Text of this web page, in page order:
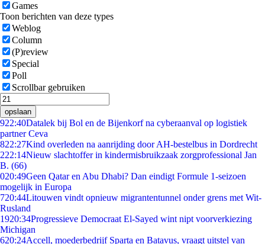
Games
Toon berichten van deze types
Weblog
Column
(P)review
Special
Poll
Scrollbar gebruiken
opslaan
922:40Datalek bij Bol en de Bijenkorf na cyberaanval op logistiek
partner Ceva
822:27Kind overleden na aanrijding door AH-bestelbus in Dordrecht
222:14Nieuw slachtoffer in kindermisbruikzaak zorgprofessional Jan
B. (66)
020:49Geen Qatar en Abu Dhabi? Dan eindigt Formule 1-seizoen
mogelijk in Europa
720:44Litouwen vindt opnieuw migrantentunnel onder grens met Wit-
Rusland
1920:34Progressieve Democraat El-Sayed wint nipt voorverkiezing
Michigan
620:24Accell, moederbedrijf Sparta en Batavus, vraagt uitstel van